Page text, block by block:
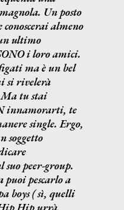
Un posto
almeno
ultimo
i loro amici.
ma è un bel
si rivelerà
Ma tu stai
innamorarti, te
single. Ergo,
soggetto
suo peer-group.
puoi pescarlo a
boys ( sì, quelli